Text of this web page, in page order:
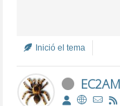
Inició el tema